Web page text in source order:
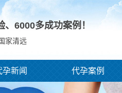
6000多成功案例！
家清远
孕新闻 代孕案例